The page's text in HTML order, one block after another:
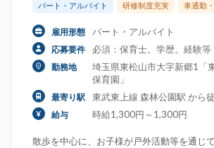
パート・アルバイト 研修制度充実 車通勤
雇用形態 パート・アルバイト
応募要件 必須：保育士。学歴。経験等
勤務地
埼玉県東松山市大字新郷1「
保育園」
最寄り駅 東武東上線 森林公園駅 から
給与 時給1,300円～1,300円
散歩を中心に、お子様が戸外活動等を通じ